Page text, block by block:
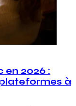
en 2026 :
à